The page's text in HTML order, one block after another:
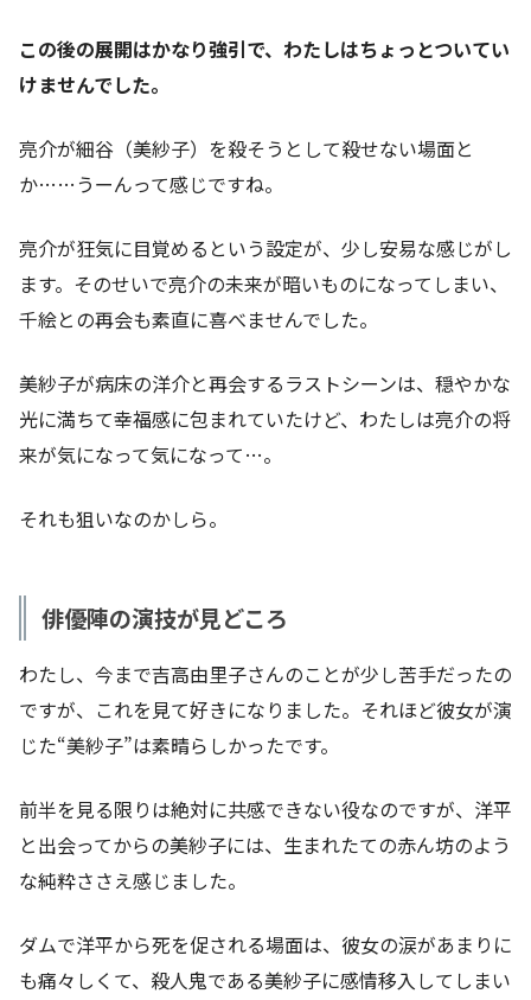
この後の展開はかなり強引で、わたしはちょっとついてい
けませんでした。
亮介が細谷（美紗子）を殺そうとして殺せない場面と
か……うーんって感じですね。
亮介が狂気に目覚めるという設定が、少し安易な感じがし
ます。そのせいで亮介の未来が暗いものになってしまい、
千絵との再会も素直に喜べませんでした。
美紗子が病床の洋介と再会するラストシーンは、穏やかな
光に満ちて幸福感に包まれていたけど、わたしは亮介の将
来が気になって気になって…。
それも狙いなのかしら。
俳優陣の演技が見どころ
わたし、今まで吉高由里子さんのことが少し苦手だったの
ですが、これを見て好きになりました。それほど彼女が演
じた“美紗子”は素晴らしかったです。
前半を見る限りは絶対に共感できない役なのですが、洋平
と出会ってからの美紗子には、生まれたての赤ん坊のよう
な純粋ささえ感じました。
ダムで洋平から死を促される場面は、彼女の涙があまりに
も痛々しくて、殺人鬼である美紗子に感情移入してしまい